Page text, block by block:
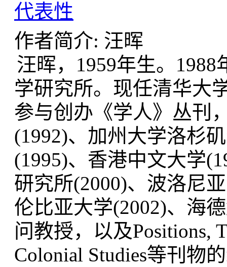
代表性
作者简介: 汪晖
汪晖，1959年生。
学研究所。现任清华大
参与创办《学人》丛刊
(1992)、加州大学洛杉
(1995)、香港中文大学
研究所(2000)、波洛尼
伦比亚大学(2002)、海
问教授，以及Positions,
Colonial Studies等刊物